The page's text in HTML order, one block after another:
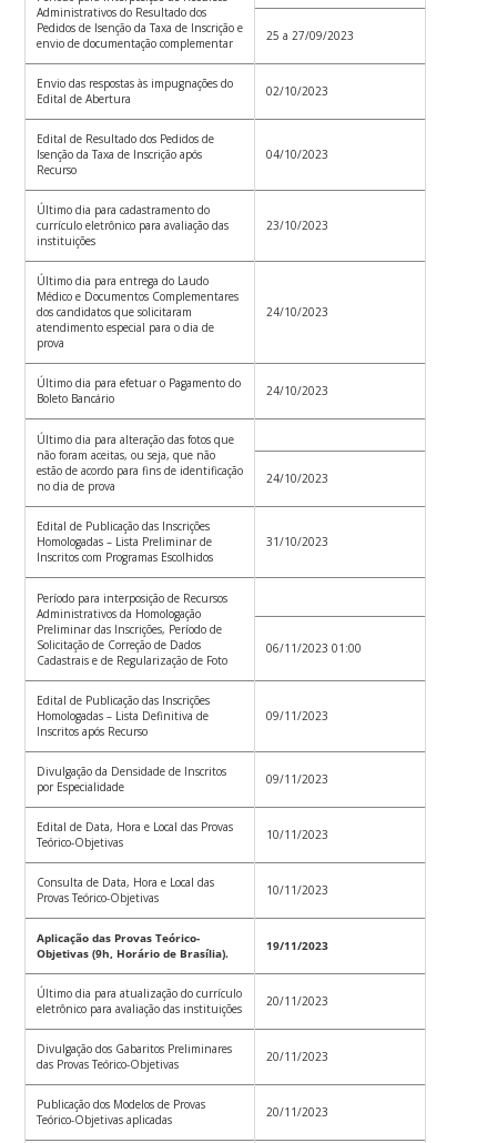
Administrativos do Resultado dos
Pedidos de Isenção da Taxa de Inscrição e
envio de documentação complementar
25 a 27/09/2023
Envio das respostas às impugnações do
Edital de Abertura
02/10/2023
Edital de Resultado dos Pedidos de
Isenção da Taxa de Inscrição após
Recurso
04/10/2023
Último dia para cadastramento do
currículo eletrônico para avaliação das
instituições
23/10/2023
Último dia para entrega do Laudo
Médico e Documentos Complementares
dos candidatos que solicitaram
atendimento especial para o dia de
prova
24/10/2023
Último dia para efetuar o Pagamento do
Boleto Bancário
24/10/2023
Último dia para alteração das fotos que
não foram aceitas, ou seja, que não
estão de acordo para fins de identificação
no dia de prova
24/10/2023
Edital de Publicação das Inscrições
Homologadas – Lista Preliminar de
Inscritos com Programas Escolhidos
31/10/2023
Período para interposição de Recursos
Administrativos da Homologação
Preliminar das Inscrições, Período de
Solicitação de Correção de Dados
Cadastrais e de Regularização de Foto
06/11/2023 01:00
Edital de Publicação das Inscrições
Homologadas – Lista Definitiva de
Inscritos após Recurso
09/11/2023
Divulgação da Densidade de Inscritos
por Especialidade
09/11/2023
Edital de Data, Hora e Local das Provas
Teórico-Objetivas
10/11/2023
Consulta de Data, Hora e Local das
Provas Teórico-Objetivas
10/11/2023
Aplicação das Provas Teórico-
Objetivas (9h, Horário de Brasília).
19/11/2023
Último dia para atualização do currículo
eletrônico para avaliação das instituições
20/11/2023
Divulgação dos Gabaritos Preliminares
das Provas Teórico-Objetivas
20/11/2023
Publicação dos Modelos de Provas
Teórico-Objetivas aplicadas
20/11/2023